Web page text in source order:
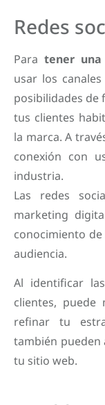
Redes
Para tener
usar los
posibilidades de
tus clientes
la marca. A
conexión con
industria.
Las redes
marketing
conocimiento
audiencia.
Al identificar
clientes,
refinar tu
también pueden
tu sitio web.